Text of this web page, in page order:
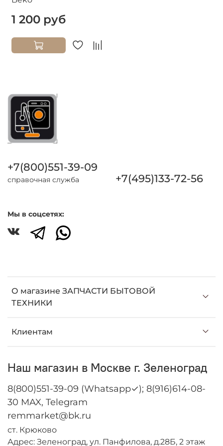
1 200 руб
О магазине ЗАПЧАСТИ БЫТОВОЙ
ТЕХНИКИ
Клиентам
+7(800)551-39-09
справочная служба +7(495)133-72-56
Мы в соцсетях:
Наш магазин в Москве г. Зеленоград
8(800)551-39-09 (Whatsapp✓); 8(916)614-08-
30 MAX, Telegram
remmarket@bk.ru
ст. Крюково
Адрес: Зеленоград, ул. Панфилова, д.28Б, 2 этаж